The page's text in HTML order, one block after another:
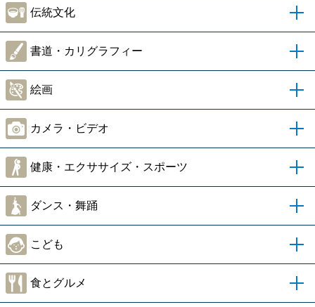
伝統文化
書道・カリグラフィー
絵画
カメラ・ビデオ
健康・エクササイズ・スポーツ
ダンス・舞踊
こども
食とグルメ